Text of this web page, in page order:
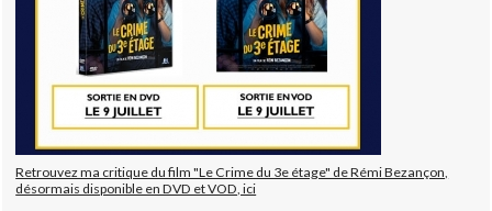
Retrouvez ma critique du film "Le Crime du 3e étage" de Rémi Bezançon,
désormais disponible en DVD et VOD, ici